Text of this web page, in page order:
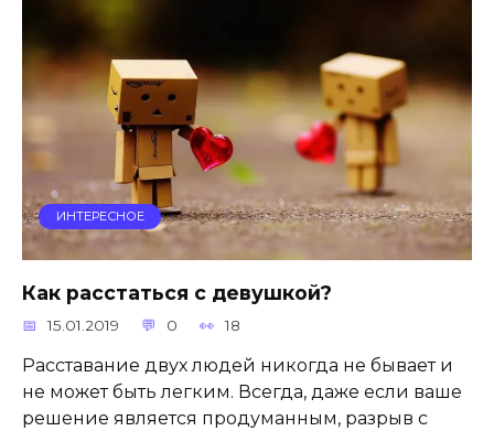
ИНТЕРЕСНОЕ
Как расстаться с девушкой?
15.01.2019 0 18
Расставание двух людей никогда не бывает и
не может быть легким. Всегда, даже если ваше
решение является продуманным, разрыв с